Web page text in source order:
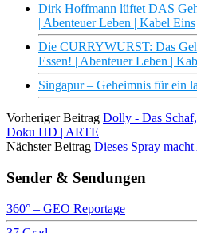
Dirk Hoffmann lüftet DAS
| Abenteuer Leben | Kabel Eins
Die CURRYWURST: Das
Essen! | Abenteuer Leben |
Singapur – Geheimnis für ein
Vorheriger Beitrag Dolly - Das
Doku HD | ARTE
Nächster Beitrag Dieses Spray
Sender & Sendungen
360° – GEO Reportage